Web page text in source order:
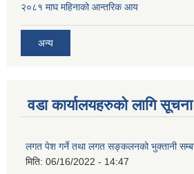
२०८१ माघ महिनाको आन्तरिक आय
अन्य
वडा कार्यालयहरुको लागि सूचना
लगत पेश गर्ने तथा लगत सङ्कलनको भुक्तानी
मिति: 06/16/2022 - 14:47